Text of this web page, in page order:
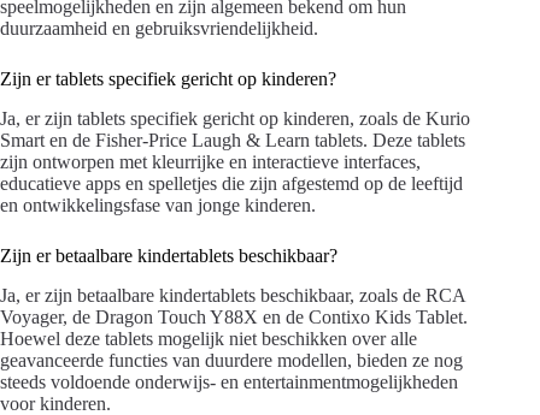
speelmogelijkheden en zijn algemeen bekend om hun
duurzaamheid en gebruiksvriendelijkheid.
Zijn er tablets specifiek gericht op kinderen?
Ja, er zijn tablets specifiek gericht op kinderen, zoals de Kurio
Smart en de Fisher-Price Laugh & Learn tablets. Deze tablets
zijn ontworpen met kleurrijke en interactieve interfaces,
educatieve apps en spelletjes die zijn afgestemd op de leeftijd
en ontwikkelingsfase van jonge kinderen.
Zijn er betaalbare kindertablets beschikbaar?
Ja, er zijn betaalbare kindertablets beschikbaar, zoals de RCA
Voyager, de Dragon Touch Y88X en de Contixo Kids Tablet.
Hoewel deze tablets mogelijk niet beschikken over alle
geavanceerde functies van duurdere modellen, bieden ze nog
steeds voldoende onderwijs- en entertainmentmogelijkheden
voor kinderen.